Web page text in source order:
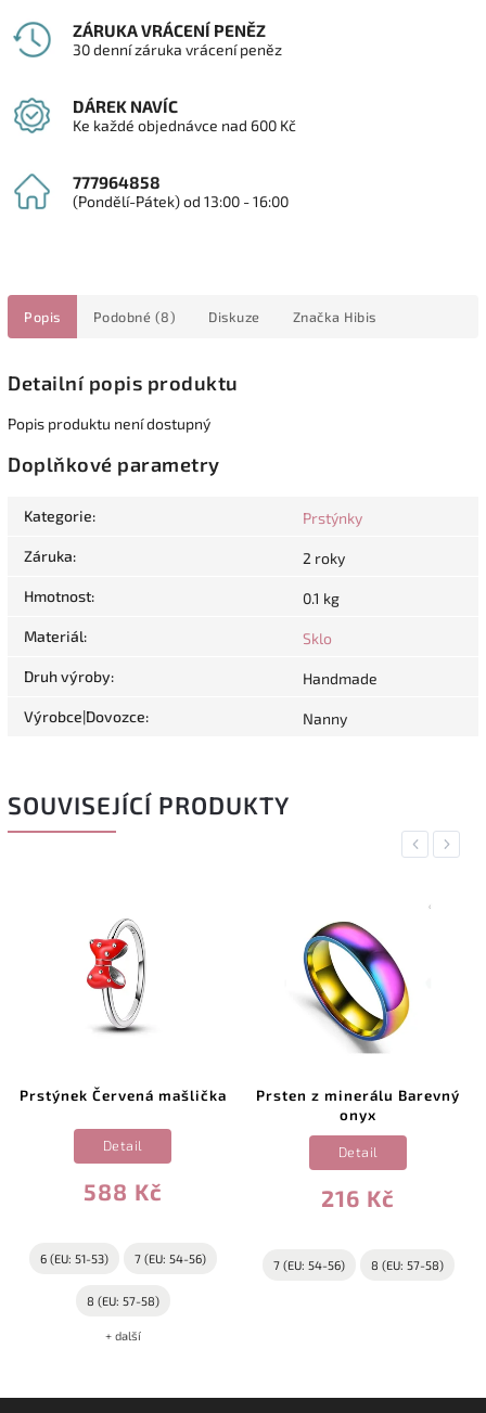
ZÁRUKA VRÁCENÍ PENĚZ
30 denní záruka vrácení peněz
DÁREK NAVÍC
Ke každé objednávce nad 600 Kč
777964858
(Pondělí-Pátek) od 13:00 - 16:00
Popis Podobné (8) Diskuze Značka Hibis
Detailní popis produktu
Popis produktu není dostupný
Doplňkové parametry
Kategorie: Prstýnky
Záruka: 2 roky
Hmotnost: 0.1 kg
Materiál: Sklo
Druh výroby: Handmade
Výrobce|Dovozce: Nanny
SOUVISEJÍCÍ PRODUKTY
Previous
Prstýnek Červená mašlička
588 Kč
Detail
6 (EU: 51-53) 7 (EU: 54-56)
8 (EU: 57-58)
+ další
Prsten z minerálu Barevný
onyx
216 Kč
Detail
7 (EU: 54-56) 8 (EU: 57-58)
Next